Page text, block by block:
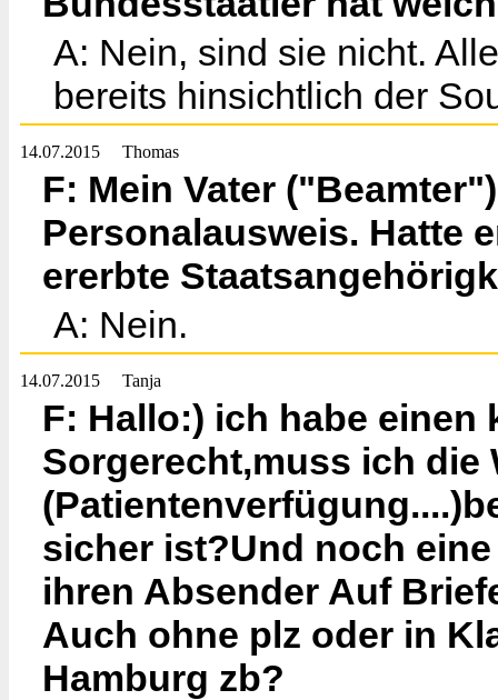
A: Nein, sind sie nicht.
bereits hinsichtlich der
14.07.2015 Thomas
F: Mein Vater
Personalausweis. Hatte
ererbte
A: Nein.
14.07.2015 Tanja
F: Hallo:) ich habe
Sorgerecht,muss ich die
sicher ist?Und noch
ihren Absender Auf
Auch ohne plz oder in
Hamburg zb?